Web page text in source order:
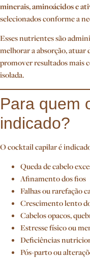
minerais, aminoácidos e
selecionados conforme a
Esses nutrientes são
melhorar a absorção,
promover resultados mais
isolada.
Para quem
indicado?
O cocktail capilar é
Queda de cabelo
Afinamento dos fios
Falhas ou rarefação
Crescimento lento
Cabelos opacos,
Estresse físico ou
Deficiências
Pós-parto ou